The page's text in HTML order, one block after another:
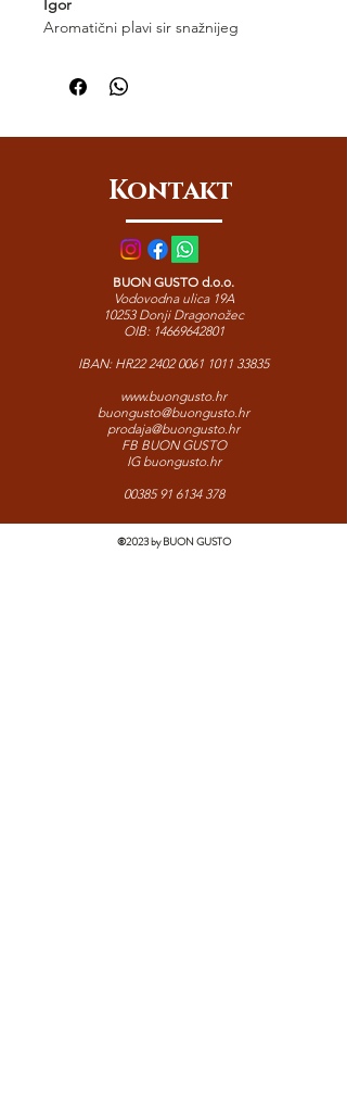
Igor
Aromatični plavi sir snažnijeg
kravljeg mlijeka. Gorgonzola Pikante
Igor donosi bogat, pikantan okus i
plemenite plijesni. Idealan izbor za
uz vino, kruh ili kao dodatak toplim
Kontakt
BUON GUSTO d.o.o.
Vodovodna ulica 19A
10253 Donji Dragonožec
OIB: 14669642801
IBAN: HR222402 0061 1011 33835
www.buongusto.hr
buongusto@buongusto.hr
prodaja@buongusto.hr
FB BUON GUSTO
IG buongusto.hr
00385 91 6134 378
©2023 by BUON GUSTO